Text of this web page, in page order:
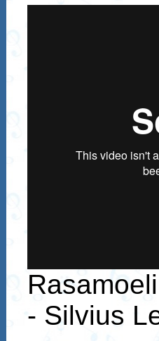
- Silvius